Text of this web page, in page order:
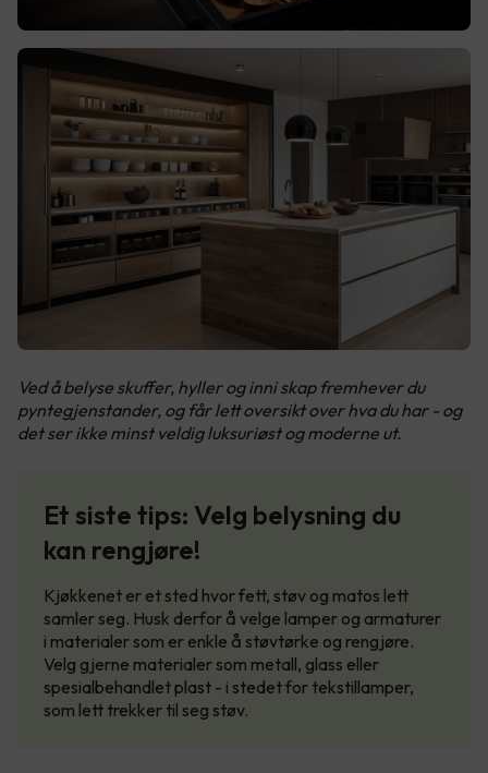
Ved å belyse skuffer, hyller og inni skap fremhever du
pyntegjenstander, og får lett oversikt over hva du har - og
det ser ikke minst veldig luksuriøst og moderne ut.
Et siste tips: Velg belysning du
kan rengjøre!
Kjøkkenet er et sted hvor fett, støv og matos lett
samler seg. Husk derfor å velge lamper og armaturer
i materialer som er enkle å støvtørke og rengjøre.
Velg gjerne materialer som metall, glass eller
spesialbehandlet plast - i stedet for tekstillamper,
som lett trekker til seg støv.